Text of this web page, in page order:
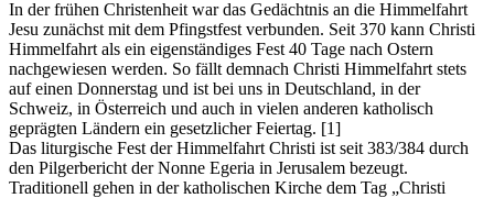
In der frühen Christenheit war das Gedächtnis an die Himmelfahrt
Jesu zunächst mit dem Pfingstfest verbunden. Seit 370 kann Christi
Himmelfahrt als ein eigenständiges Fest 40 Tage nach Ostern
nachgewiesen werden. So fällt demnach Christi Himmelfahrt stets
auf einen Donnerstag und ist bei uns in Deutschland, in der
Schweiz, in Österreich und auch in vielen anderen katholisch
geprägten Ländern ein gesetzlicher Feiertag. [1]
Das liturgische Fest der Himmelfahrt Christi ist seit 383/384 durch
den Pilgerbericht der Nonne Egeria in Jerusalem bezeugt.
Traditionell gehen in der katholischen Kirche dem Tag „Christi